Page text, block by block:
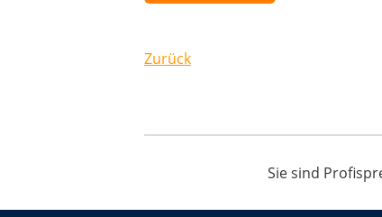
Zurück
Sie sind